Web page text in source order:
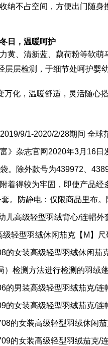
纳不占空间，方便出门随
日，温暖呵护
黄、清新蓝、藕荷粉等软
层层检测，于细节处呵护婴
万化，温暖舒适，灵活随心
9/1-2020/2/28期间 全
》杂志官网2020年3月16
。除外款号为439972、
着得较为牢固，即使产品
。防静电：仅限商品里布
高级轻型羽绒背心/连帽外
轻型羽绒休闲茄克【M】尺
女装高级轻型羽绒休闲茄
检测方法进行检测的羽绒
男装高级轻型羽绒茄克/连
女装高级轻型羽绒茄克/连
的女装高级轻型羽绒休闲茄
的女装高级轻型羽绒茄克/连